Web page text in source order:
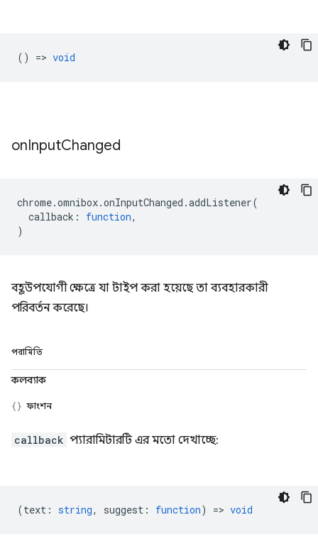
() => void
onInputChanged
chrome.omnibox.onInputChanged .addListener(
callback : function,
)
বহূউপযোগী ক্ষেত্রে যা টাইপ করা হয়েছে তা ব্যবহারকারী
পরিবর্তন করেছে।
পরামিতি
কলব্যাক
ফাংশন
callback প্যারামিটারটি এর মতো দেখাচ্ছে:
(text : string, suggest : function) => void